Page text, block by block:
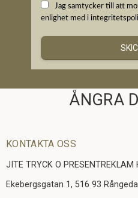
Jag samtycker till att
enlighet med i
ÅNGRA
KONTAKTA OSS
JITE TRYCK O PRESENTREKLAM
Ekebergsgatan 1, 516 93